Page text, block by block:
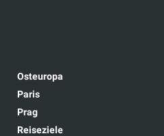
Osteuropa
Paris
Prag
Reiseziele